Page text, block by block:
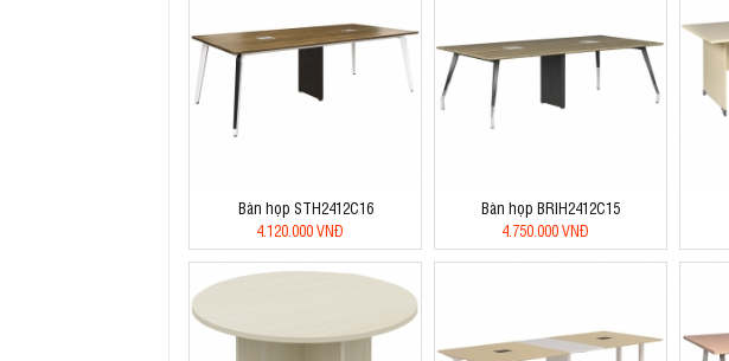
Bàn họp STH2412C16
4.120.000 VNĐ
Bàn họp BRIH2412C15
4.750.000 VNĐ